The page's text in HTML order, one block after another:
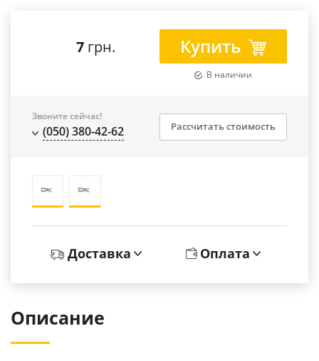
7 грн. Купить
В наличии
Звоните сейчас!
(050) 380-42-62 Рассчитать стоимость
Доставка Оплата
Описание